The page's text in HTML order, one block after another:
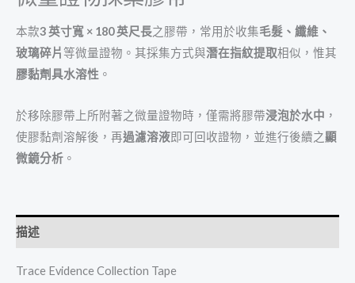
本款3 英寸寬 × 180 英尺長之膠帶，常用於收集毛髮、纖維、
玻璃碎片 等微量證物。其採集方式與潛在指紋提取相似，惟其
膠黏劑具水溶性 。
於移除膠帶上所附著之微量證物時，僅需將膠帶浸泡於水中 ，
使膠黏劑溶解後，再過濾溶液即可回收證物，並進行後續之顯
微鏡分析 。
描述
Trace Evidence Collection Tape